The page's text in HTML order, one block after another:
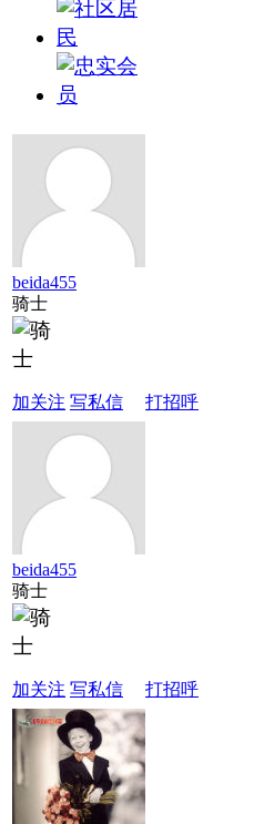
beida455
骑士
加关注 写私信 打招呼
beida455
骑士
加关注 写私信 打招呼